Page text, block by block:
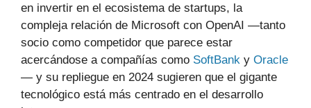
en invertir en el ecosistema de startups, la
compleja relación de Microsoft con OpenAI —tanto
socio como competidor que parece estar
acercándose a compañías como SoftBank y Oracle
— y su repliegue en 2024 sugieren que el gigante
tecnológico está más centrado en el desarrollo